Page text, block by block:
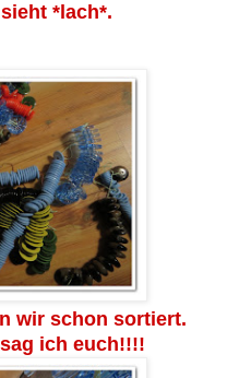
*lach*.
wir schon sortiert.
ich euch!!!!